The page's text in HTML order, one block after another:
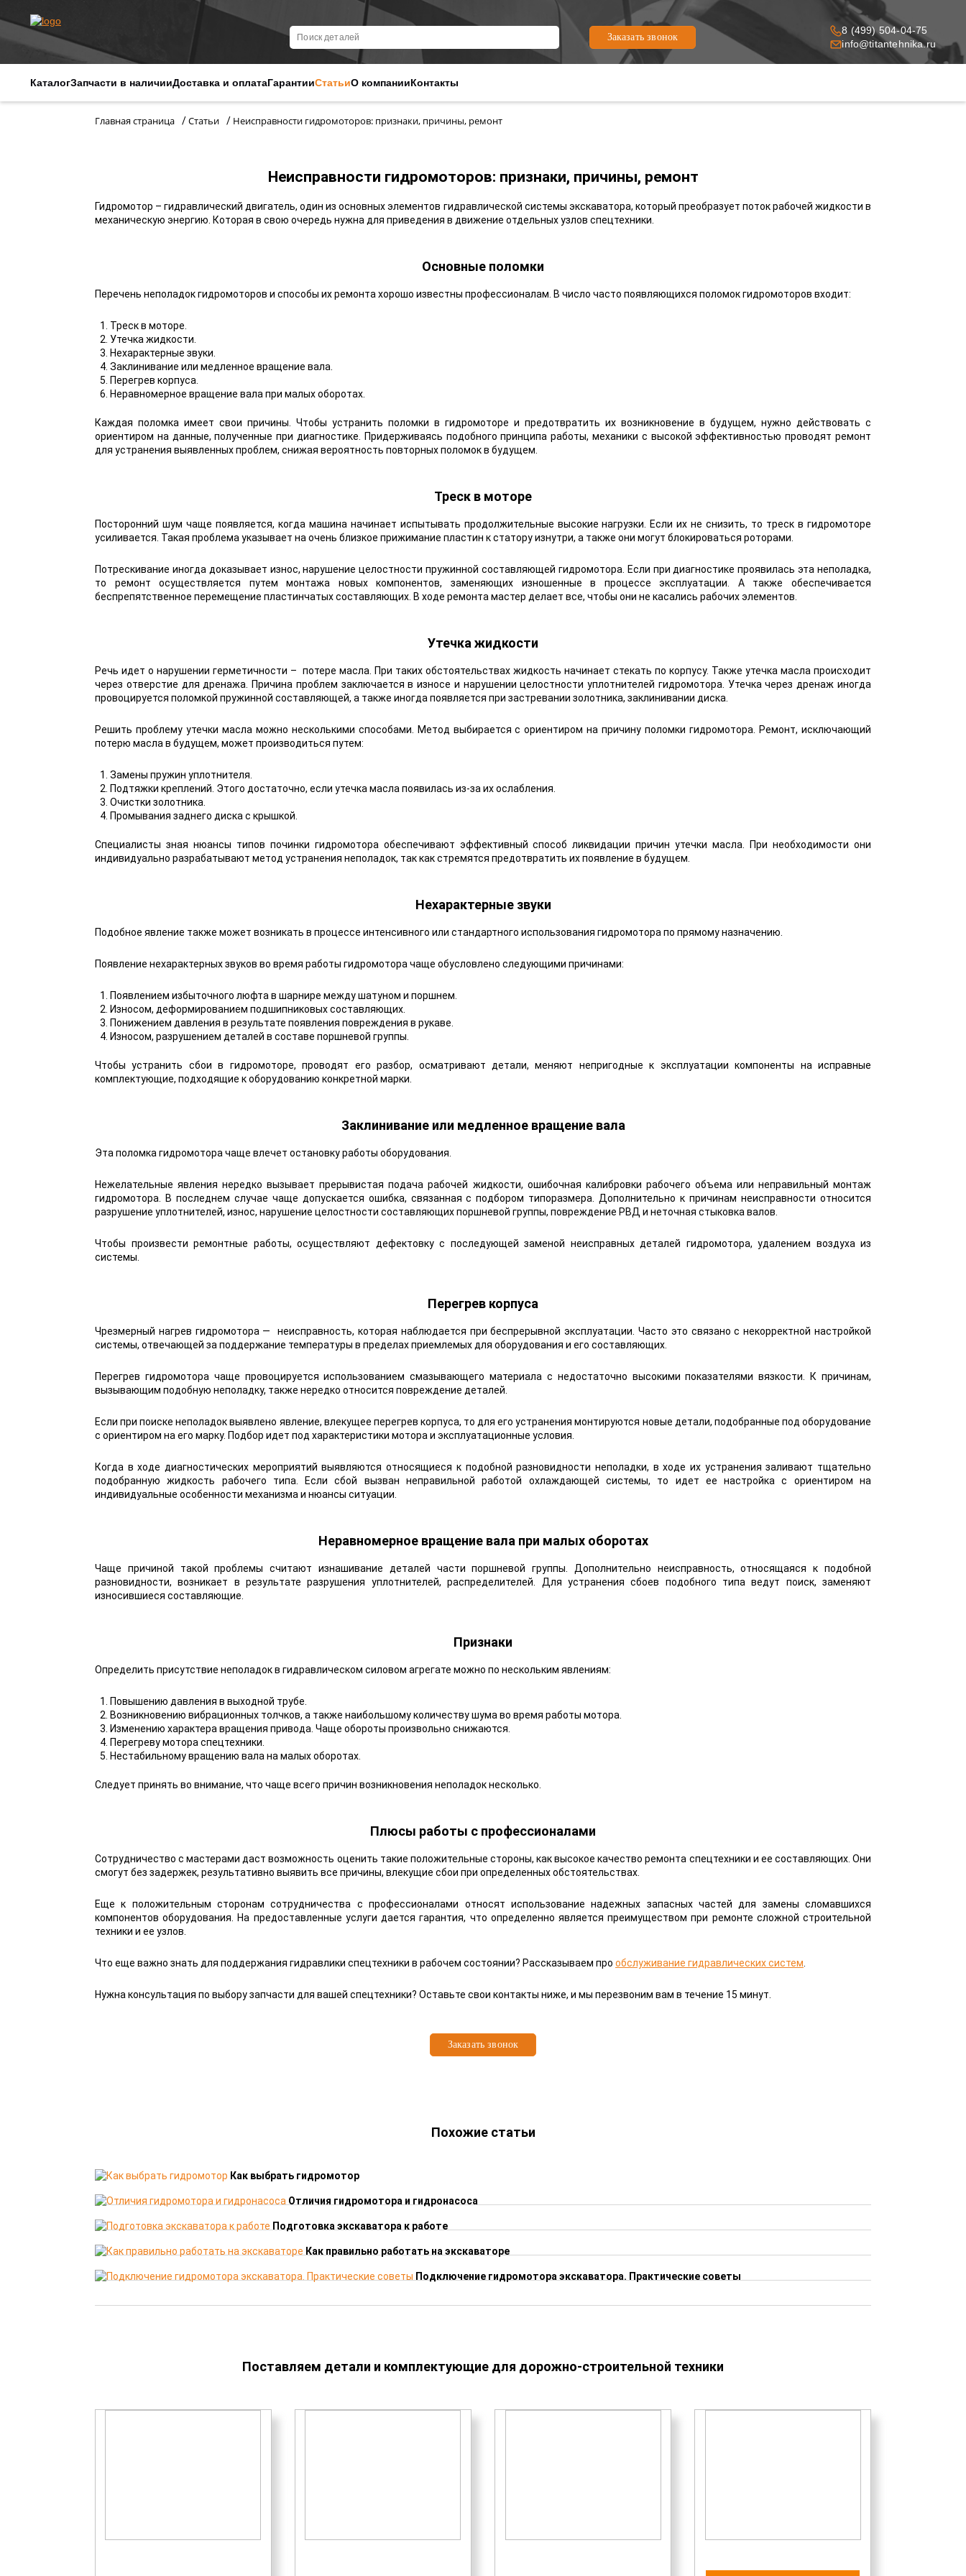
Заказать звонок
8 (499) 504-04-75
info@titantehnika.ru
КаталогЗапчасти в наличииДоставка и оплатаГарантииСтатьиО компанииКонтакты
Главная страница /Статьи / Неисправности гидромоторов: признаки, причины, ремонт
Неисправности гидромоторов: признаки, причины, ремонт
Гидромотор – гидравлический двигатель, один из основных элементов гидравлической системы экскаватора, который преобразует поток рабочей жидкости в
механическую энергию. Которая в свою очередь нужна для приведения в движение отдельных узлов спецтехники.
Основные поломки
Перечень неполадок гидромоторов и способы их ремонта хорошо известны профессионалам. В число часто появляющихся поломок гидромоторов входит:
Треск в моторе.
Утечка жидкости.
Нехарактерные звуки.
Заклинивание или медленное вращение вала.
Перегрев корпуса.
Неравномерное вращение вала при малых оборотах.
Каждая поломка имеет свои причины. Чтобы устранить поломки в гидромоторе и предотвратить их возникновение в будущем, нужно действовать с
ориентиром на данные, полученные при диагностике. Придерживаясь подобного принципа работы, механики с высокой эффективностью проводят ремонт
для устранения выявленных проблем, снижая вероятность повторных поломок в будущем.
Треск в моторе
Посторонний шум чаще появляется, когда машина начинает испытывать продолжительные высокие нагрузки. Если их не снизить, то треск в гидромоторе
усиливается. Такая проблема указывает на очень близкое прижимание пластин к статору изнутри, а также они могут блокироваться роторами.
Потрескивание иногда доказывает износ, нарушение целостности пружинной составляющей гидромотора. Если при диагностике проявилась эта неполадка,
то ремонт осуществляется путем монтажа новых компонентов, заменяющих изношенные в процессе эксплуатации. А также обеспечивается
беспрепятственное перемещение пластинчатых составляющих. В ходе ремонта мастер делает все, чтобы они не касались рабочих элементов.
Утечка жидкости
Речь идет о нарушении герметичности – потере масла. При таких обстоятельствах жидкость начинает стекать по корпусу. Также утечка масла происходит
через отверстие для дренажа. Причина проблем заключается в износе и нарушении целостности уплотнителей гидромотора. Утечка через дренаж иногда
провоцируется поломкой пружинной составляющей, а также иногда появляется при застревании золотника, заклинивании диска.
Решить проблему утечки масла можно несколькими способами. Метод выбирается с ориентиром на причину поломки гидромотора. Ремонт, исключающий
потерю масла в будущем, может производиться путем:
Замены пружин уплотнителя.
Подтяжки креплений. Этого достаточно, если утечка масла появилась из-за их ослабления.
Очистки золотника.
Промывания заднего диска с крышкой.
Специалисты зная нюансы типов починки гидромотора обеспечивают эффективный способ ликвидации причин утечки масла. При необходимости они
индивидуально разрабатывают метод устранения неполадок, так как стремятся предотвратить их появление в будущем.
Нехарактерные звуки
Подобное явление также может возникать в процессе интенсивного или стандартного использования гидромотора по прямому назначению.
Появление нехарактерных звуков во время работы гидромотора чаще обусловлено следующими причинами:
Появлением избыточного люфта в шарнире между шатуном и поршнем.
Износом, деформированием подшипниковых составляющих.
Понижением давления в результате появления повреждения в рукаве.
Износом, разрушением деталей в составе поршневой группы.
Чтобы устранить сбои в гидромоторе, проводят его разбор, осматривают детали, меняют непригодные к эксплуатации компоненты на исправные
комплектующие, подходящие к оборудованию конкретной марки.
Заклинивание или медленное вращение вала
Эта поломка гидромотора чаще влечет остановку работы оборудования.
Нежелательные явления нередко вызывает прерывистая подача рабочей жидкости, ошибочная калибровки рабочего объема или неправильный монтаж
гидромотора. В последнем случае чаще допускается ошибка, связанная с подбором типоразмера. Дополнительно к причинам неисправности относится
разрушение уплотнителей, износ, нарушение целостности составляющих поршневой группы, повреждение РВД и неточная стыковка валов.
Чтобы произвести ремонтные работы, осуществляют дефектовку с последующей заменой неисправных деталей гидромотора, удалением воздуха из
системы.
Перегрев корпуса
Чрезмерный нагрев гидромотора — неисправность, которая наблюдается при беспрерывной эксплуатации. Часто это связано с некорректной настройкой
системы, отвечающей за поддержание температуры в пределах приемлемых для оборудования и его составляющих.
Перегрев гидромотора чаще провоцируется использованием смазывающего материала с недостаточно высокими показателями вязкости. К причинам,
вызывающим подобную неполадку, также нередко относится повреждение деталей.
Если при поиске неполадок выявлено явление, влекущее перегрев корпуса, то для его устранения монтируются новые детали, подобранные под оборудование
с ориентиром на его марку. Подбор идет под характеристики мотора и эксплуатационные условия.
Когда в ходе диагностических мероприятий выявляются относящиеся к подобной разновидности неполадки, в ходе их устранения заливают тщательно
подобранную жидкость рабочего типа. Если сбой вызван неправильной работой охлаждающей системы, то идет ее настройка с ориентиром на
индивидуальные особенности механизма и нюансы ситуации.
Неравномерное вращение вала при малых оборотах
Чаще причиной такой проблемы считают изнашивание деталей части поршневой группы. Дополнительно неисправность, относящаяся к подобной
разновидности, возникает в результате разрушения уплотнителей, распределителей. Для устранения сбоев подобного типа ведут поиск, заменяют
износившиеся составляющие.
Признаки
Определить присутствие неполадок в гидравлическом силовом агрегате можно по нескольким явлениям:
Повышению давления в выходной трубе.
Возникновению вибрационных толчков, а также наибольшому количеству шума во время работы мотора.
Изменению характера вращения привода. Чаще обороты произвольно снижаются.
Перегреву мотора спецтехники.
Нестабильному вращению вала на малых оборотах.
Следует принять во внимание, что чаще всего причин возникновения неполадок несколько.
Плюсы работы с профессионалами
Сотрудничество с мастерами даст возможность оценить такие положительные стороны, как высокое качество ремонта спецтехники и ее составляющих. Они
смогут без задержек, результативно выявить все причины, влекущие сбои при определенных обстоятельствах.
Еще к положительным сторонам сотрудничества с профессионалами относят использование надежных запасных частей для замены сломавшихся
компонентов оборудования. На предоставленные услуги дается гарантия, что определенно является преимуществом при ремонте сложной строительной
техники и ее узлов.
Что еще важно знать для поддержания гидравлики спецтехники в рабочем состоянии? Рассказываем про обслуживание гидравлических систем
Нужна консультация по выбору запчасти для вашей спецтехники? Оставьте свои контакты ниже, и мы перезвоним вам в течение 15 минут.
Заказать звонок
Похожие статьи
Как выбрать гидромотор
Отличия гидромотора и гидронасоса
Подготовка экскаватора к работе
Как правильно работать на экскаваторе
Подключение гидромотора экскаватора. Практические советы
Поставляем детали и комплектующие для дорожно-строительной техники